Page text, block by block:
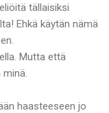
tällaisiksi
Ehkä käytän nämä
Mutta että
haasteeseen jo